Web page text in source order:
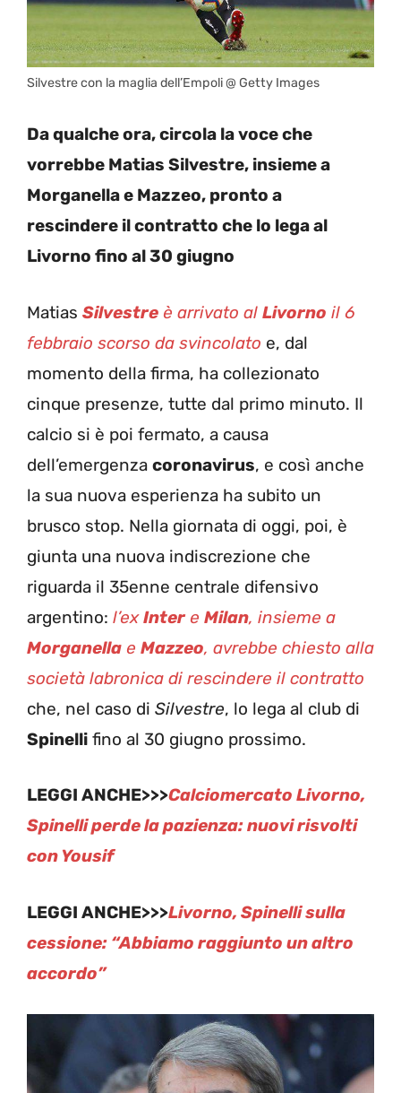
Silvestre con la maglia dell’Empoli @ Getty Images
Da qualche ora, circola la voce che
vorrebbe Matias Silvestre, insieme a
Morganella e Mazzeo, pronto a
rescindere il contratto che lo lega al
Livorno fino al 30 giugno
Matias Silvestre è arrivato al Livorno il 6
febbraio scorso da svincolato e, dal
momento della firma, ha collezionato
cinque presenze, tutte dal primo minuto. Il
calcio si è poi fermato, a causa
dell’emergenza coronavirus, e così anche
la sua nuova esperienza ha subito un
brusco stop. Nella giornata di oggi, poi, è
giunta una nuova indiscrezione che
riguarda il 35enne centrale difensivo
argentino: l’exIntere Milan, insieme a
Morganella e Mazzeo, avrebbe chiesto alla
società labronica di rescindere il contratto
che, nel caso di Silvestre, lo lega al club di
Spinelli fino al 30 giugno prossimo.
LEGGI ANCHE>>>Calciomercato Livorno,
Spinelli perde la pazienza: nuovi risvolti
con Yousif
LEGGI ANCHE>>>Livorno, Spinelli sulla
cessione: “Abbiamo raggiunto un altro
accordo”